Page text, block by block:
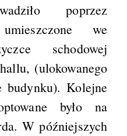
poprzez
we
schodowej
(ulokowanego
budynku). Kolejne
było na
W późniejszych